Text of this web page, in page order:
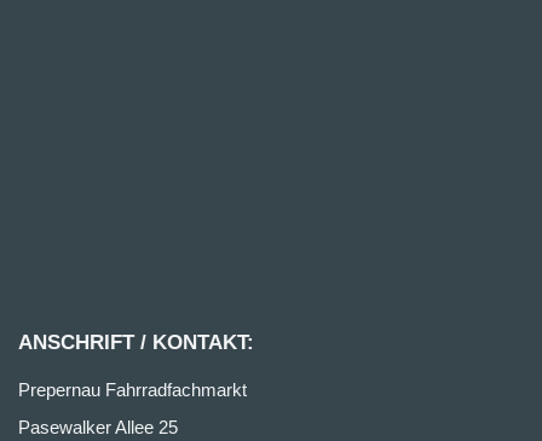
ANSCHRIFT / KONTAKT:
Prepernau Fahrradfachmarkt
Pasewalker Allee 25